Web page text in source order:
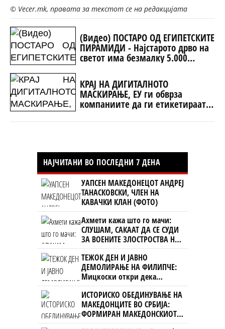
© Vecer.mk, правата за текстот се на редакцијата
(Видео) ПОСТАРО ОД ЕГИПЕТСКИТЕ
ПИРАМИДИ - Најстарото дрво на
светот има безмалку 5.000
КРАЈ НА ДИГИТАЛНОТО
МАСКИРАЊЕ, ЕУ ги обврза
компаниите да ги етикетираат
сите AI-содржини
НАЈЧИТАНИ ВО ПОСЛЕДНИ 7 ДЕНА
УАПСЕН МАКЕДОНЕЦОТ АНДРЕЈ
ТАНАСКОВСКИ, ЧЛЕН НА
КАВАЧКИ КЛАН (ФОТО)
Ахмети кажа што го мачи:
СЛУШАМ, САКААТ ДА СЕ СУДИ
ЗА ВОЕНИТЕ ЗЛОСТРОСТВА НА
УЧК...
ТЕЖОК ДЕН И ЈАВНО
ДЕМОЛИРАЊЕ НА ФИЛИПЧЕ:
Мицкоски откри дека
човекот појма нема од
ништо, освен за кеш
ИСТОРИСКО ОБЕДИНУВАЊЕ НА
МАКЕДОНЦИТЕ ВО СРБИЈА:
ФОРМИРАН МАКЕДОНСКИОТ
НАЦИОНАЛЕН СОЈУЗ